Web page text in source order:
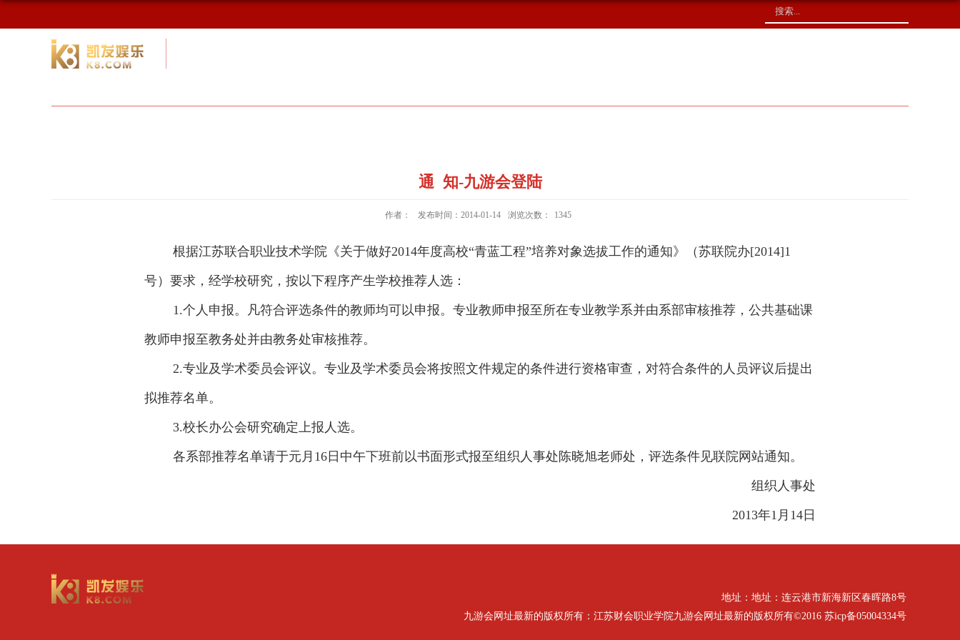
通 知-九游会登陆
作者： 发布时间：2014-01-14 浏览次数： 1345
根据江苏联合职业技术学院《关于做好2014年度高校“青蓝工程”培养对象选拔工作的通知》（苏联院办[2014]1
号）要求，经学校研究，按以下程序产生学校推荐人选：
1.个人申报。凡符合评选条件的教师均可以申报。专业教师申报至所在专业教学系并由系部审核推荐，公共基础课
教师申报至教务处并由教务处审核推荐。
2.专业及学术委员会评议。专业及学术委员会将按照文件规定的条件进行资格审查，对符合条件的人员评议后提出
拟推荐名单。
3.校长办公会研究确定上报人选。
各系部推荐名单请于元月 16 日中午下班前以书面形式报至组织人事处陈晓旭老师处，评选条件见联院网站通知。
组织人事处
2013年1 月 14 日
地址：地址：连云港市新海新区春晖路8号
九游会网址最新的版权所有：江苏财会职业学院九游会网址最新的版权所有©2016 苏icp备05004334号